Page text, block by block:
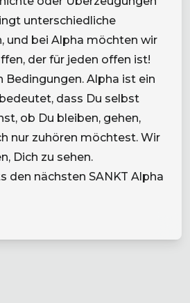
unterschiedliche
und bei Alpha möchten wir
der für jeden offen ist!
Bedingungen. Alpha ist ein
dass Du selbst
ob Du bleiben, gehen,
nur zuhören möchtest. Wir
Dich zu sehen.
den nächsten SANKT Alpha